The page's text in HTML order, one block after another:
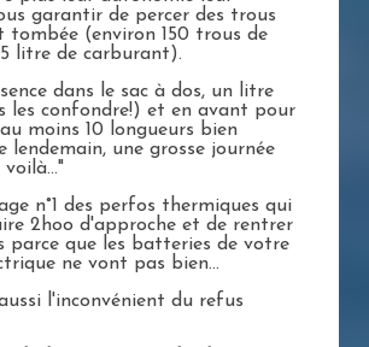
garantir de percer des trous
tombée (environ 150 trous de
litre de carburant).
dans le sac à dos, un litre
les confondre!) et en avant pour
moins 10 longueurs bien
lendemain, une grosse journée
n°1 des perfos thermiques qui
2hoo d'approche et de rentrer
parce que les batteries de votre
ne vont pas bien...
l'inconvénient du refus